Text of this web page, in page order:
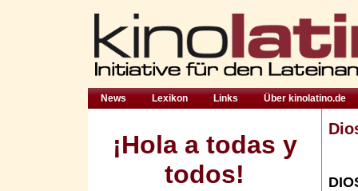
News Lexikon Links Über kinolatino.de
¡Hola a todas y
todos!